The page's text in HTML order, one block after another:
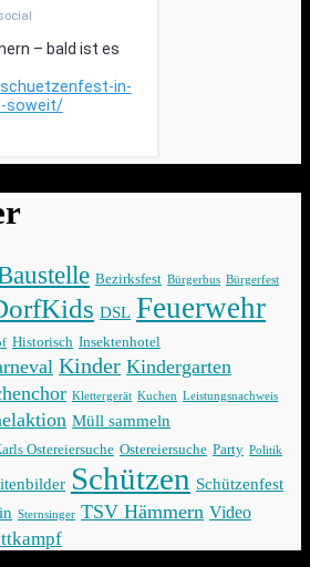
Bezirksfest Bürgerbus Bürgerfest
DSL Feuerwehr
Historisch Insektenhotel
Kinder Kindergarten
Klettergerät Kuchen Leistungsnachweis
Müll sammeln
Ostereiersuche Ostereiersuche Party Politik
Schützen Schützenfest
Sternsinger TSV Hämmern Video